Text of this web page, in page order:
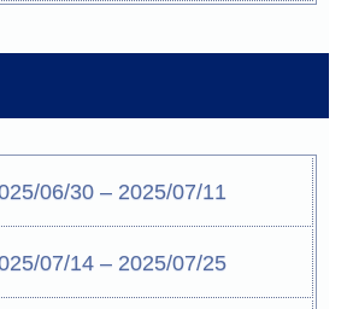
06/30 – 2025/07/11
07/14 – 2025/07/25